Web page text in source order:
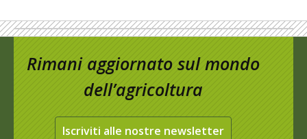
Rimani aggiornato sul mondo
dell’agricoltura
Iscriviti alle nostre newsletter